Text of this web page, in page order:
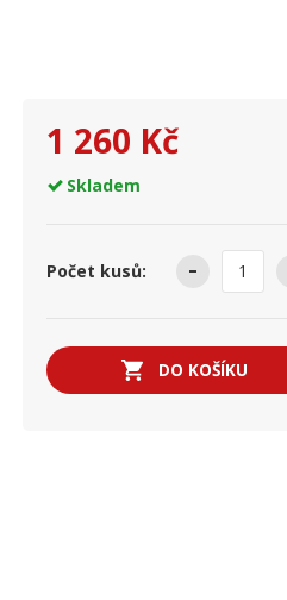
1 260 Kč
Skladem
Počet kusů:
DO KOŠÍKU